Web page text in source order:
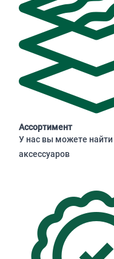
Ассортимент
У нас вы можете
аксессуаров